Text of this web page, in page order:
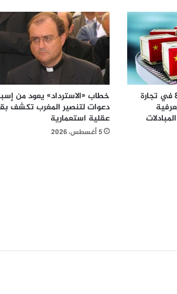
الصين تسجل نمواً %8,3 في تجارة
خطاب «الاسترداد» يعود من
دعوات لتنصير المغرب تكشف
عقلية استعمارية
5 أغسطس، 2026